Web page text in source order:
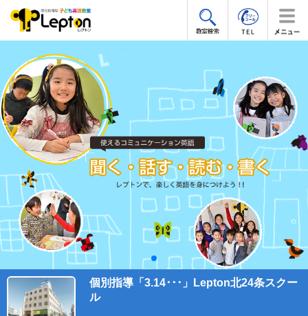
個別指導「3.14･･･」Lepton北24条スクー
ル